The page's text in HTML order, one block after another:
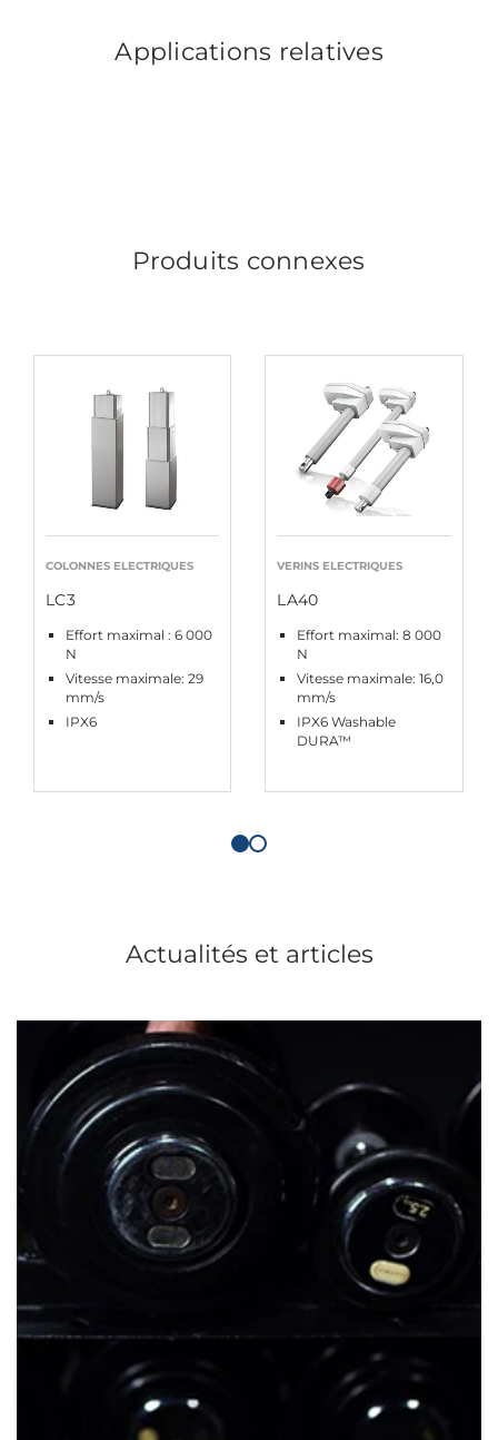
Applications relatives
Produits connexes
COLONNES ELECTRIQUES
LC3
Effort maximal : 6 000
N
Vitesse maximale: 29
mm/s
IPX6
VERINS ELECTRIQUES
LA40
Effort maximal: 8 000
N
Vitesse maximale: 16,0
mm/s
IPX6 Washable
DURA™
Actualités et articles